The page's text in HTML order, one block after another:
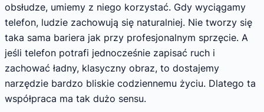
obsłudze, umiemy z niego korzystać. Gdy wyciągamy
telefon, ludzie zachowują się naturalniej. Nie tworzy się
taka sama bariera jak przy profesjonalnym sprzęcie. A
jeśli telefon potrafi jednocześnie zapisać ruch i
zachować ładny, klasyczny obraz, to dostajemy
narzędzie bardzo bliskie codziennemu życiu. Dlatego ta
współpraca ma tak dużo sensu.